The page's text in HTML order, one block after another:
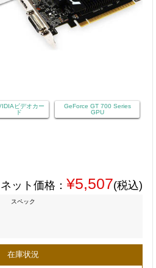
ビデオカー
ド
GeForce GT 700 Series
GPU
ネット価格： ¥5,507(税込)
スペック
在庫状況